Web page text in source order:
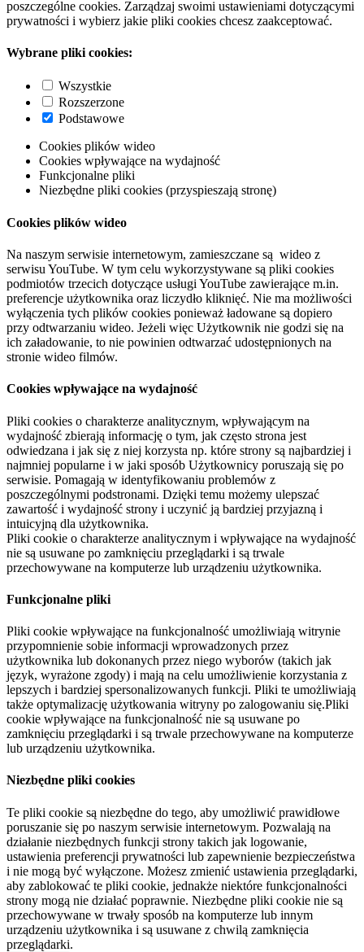
poszczególne cookies. Zarządzaj swoimi ustawieniami dotyczącymi
prywatności i wybierz jakie pliki cookies chcesz zaakceptować.
Wybrane pliki cookies:
Wszystkie
Rozszerzone
Podstawowe
Cookies plików wideo
Cookies wpływające na wydajność
Funkcjonalne pliki
Niezbędne pliki cookies (przyspieszają stronę)
Cookies plików wideo
Na naszym serwisie internetowym, zamieszczane są wideo z
serwisu YouTube. W tym celu wykorzystywane są pliki cookies
podmiotów trzecich dotyczące usługi YouTube zawierające m.in.
preferencje użytkownika oraz liczydło kliknięć. Nie ma możliwości
wyłączenia tych plików cookies ponieważ ładowane są dopiero
przy odtwarzaniu wideo. Jeżeli więc Użytkownik nie godzi się na
ich załadowanie, to nie powinien odtwarzać udostępnionych na
stronie wideo filmów.
Cookies wpływające na wydajność
Pliki cookies o charakterze analitycznym, wpływającym na
wydajność zbierają informację o tym, jak często strona jest
odwiedzana i jak się z niej korzysta np. które strony są najbardziej i
najmniej popularne i w jaki sposób Użytkownicy poruszają się po
serwisie. Pomagają w identyfikowaniu problemów z
poszczególnymi podstronami. Dzięki temu możemy ulepszać
zawartość i wydajność strony i uczynić ją bardziej przyjazną i
intuicyjną dla użytkownika.
Pliki cookie o charakterze analitycznym i wpływające na wydajność
nie są usuwane po zamknięciu przeglądarki i są trwale
przechowywane na komputerze lub urządzeniu użytkownika.
Funkcjonalne pliki
Pliki cookie wpływające na funkcjonalność umożliwiają witrynie
przypomnienie sobie informacji wprowadzonych przez
użytkownika lub dokonanych przez niego wyborów (takich jak
język, wyrażone zgody) i mają na celu umożliwienie korzystania z
lepszych i bardziej spersonalizowanych funkcji. Pliki te umożliwiają
także optymalizację użytkowania witryny po zalogowaniu się.Pliki
cookie wpływające na funkcjonalność nie są usuwane po
zamknięciu przeglądarki i są trwale przechowywane na komputerze
lub urządzeniu użytkownika.
Niezbędne pliki cookies
Te pliki cookie są niezbędne do tego, aby umożliwić prawidłowe
poruszanie się po naszym serwisie internetowym. Pozwalają na
działanie niezbędnych funkcji strony takich jak logowanie,
ustawienia preferencji prywatności lub zapewnienie bezpieczeństwa
i nie mogą być wyłączone. Możesz zmienić ustawienia przeglądarki,
aby zablokować te pliki cookie, jednakże niektóre funkcjonalności
strony mogą nie działać poprawnie. Niezbędne pliki cookie nie są
przechowywane w trwały sposób na komputerze lub innym
urządzeniu użytkownika i są usuwane z chwilą zamknięcia
przeglądarki.